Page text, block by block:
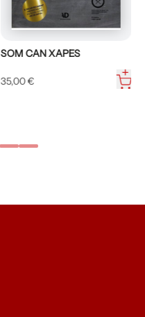
SOM CAN XAPES
35,00 €